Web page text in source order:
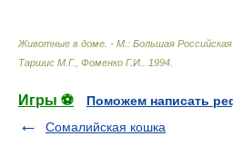
Животные в доме. - М.: Большая Российская
Таршис М.Г., Фоменко Г.И.
1994
Игры ⚽
Поможем написать
Сомалийская кошка